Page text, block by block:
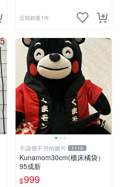
近期銷量1件
不議價不另拍圖片 1114
Kunamom30cm(櫃床橘袋）
95成新
$999